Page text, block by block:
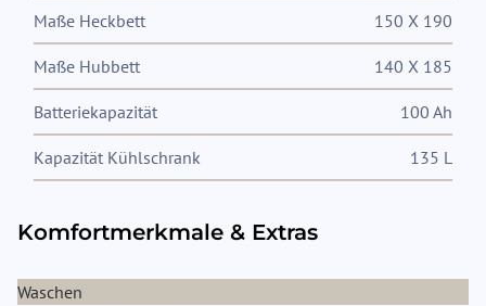
Maße Heckbett 150 X 190
Maße Hubbett 140 X 185
Batteriekapazität 100 Ah
Kapazität Kühlschrank 135 L
Komfortmerkmale & Extras
Waschen